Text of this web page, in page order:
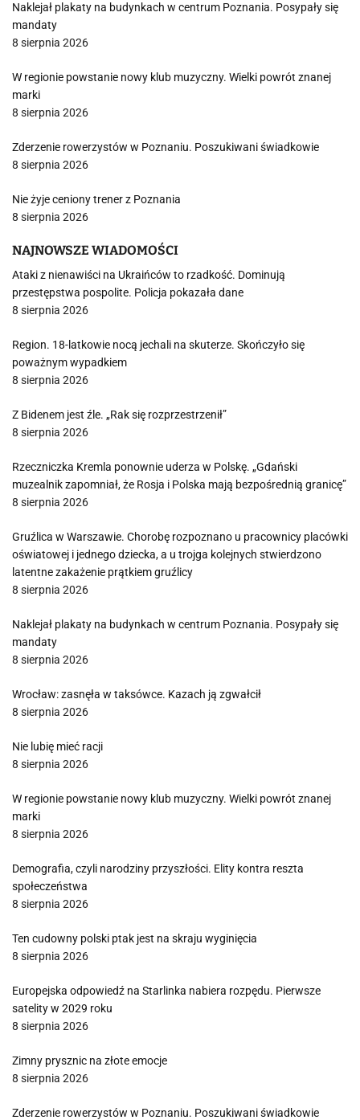
Naklejał plakaty na budynkach w centrum Poznania. Posypały się
mandaty
8 sierpnia 2026
W regionie powstanie nowy klub muzyczny. Wielki powrót znanej
marki
8 sierpnia 2026
Zderzenie rowerzystów w Poznaniu. Poszukiwani świadkowie
8 sierpnia 2026
Nie żyje ceniony trener z Poznania
8 sierpnia 2026
NAJNOWSZE WIADOMOŚCI
Ataki z nienawiści na Ukraińców to rzadkość. Dominują
przestępstwa pospolite. Policja pokazała dane
8 sierpnia 2026
Region. 18-latkowie nocą jechali na skuterze. Skończyło się
poważnym wypadkiem
8 sierpnia 2026
Z Bidenem jest źle. „Rak się rozprzestrzenił”
8 sierpnia 2026
Rzeczniczka Kremla ponownie uderza w Polskę. „Gdański
muzealnik zapomniał, że Rosja i Polska mają bezpośrednią granicę”
8 sierpnia 2026
Gruźlica w Warszawie. Chorobę rozpoznano u pracownicy placówki
oświatowej i jednego dziecka, a u trojga kolejnych stwierdzono
latentne zakażenie prątkiem gruźlicy
8 sierpnia 2026
Naklejał plakaty na budynkach w centrum Poznania. Posypały się
mandaty
8 sierpnia 2026
Wrocław: zasnęła w taksówce. Kazach ją zgwałcił
8 sierpnia 2026
Nie lubię mieć racji
8 sierpnia 2026
W regionie powstanie nowy klub muzyczny. Wielki powrót znanej
marki
8 sierpnia 2026
Demografia, czyli narodziny przyszłości. Elity kontra reszta
społeczeństwa
8 sierpnia 2026
Ten cudowny polski ptak jest na skraju wyginięcia
8 sierpnia 2026
Europejska odpowiedź na Starlinka nabiera rozpędu. Pierwsze
satelity w 2029 roku
8 sierpnia 2026
Zimny prysznic na złote emocje
8 sierpnia 2026
Zderzenie rowerzystów w Poznaniu. Poszukiwani świadkowie